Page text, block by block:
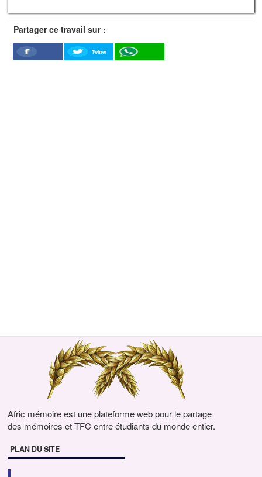
Partager ce travail sur :
Facebook
Twitter
Afric mémoire est une plateforme web pour le partage
des mémoires et TFC entre étudiants du monde entier.
PLAN DU SITE